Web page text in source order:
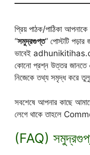
প্রিয় পাঠক/পাঠিকা
“সমুদ্রগুপ্ত” পোস্টটি
ভাবেই
কোনো প্রশ্ন উত্তর জানতে
নিজেকে তথ্য সমৃদ্ধ করে
সবশেষে আপনার কাছে
লেগে থাকে তাহলে
(FAQ)